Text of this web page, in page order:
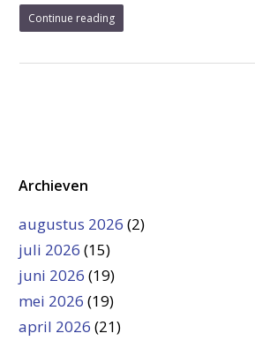
Continue reading
Archieven
augustus 2026 (2)
juli 2026 (15)
juni 2026 (19)
mei 2026 (19)
april 2026 (21)